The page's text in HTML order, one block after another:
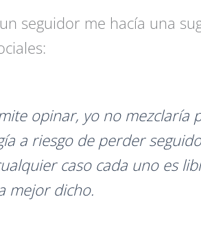
seguidor me hacía una
opinar, yo no mezclaría
a riesgo de perder
caso cada uno es
mejor dicho.